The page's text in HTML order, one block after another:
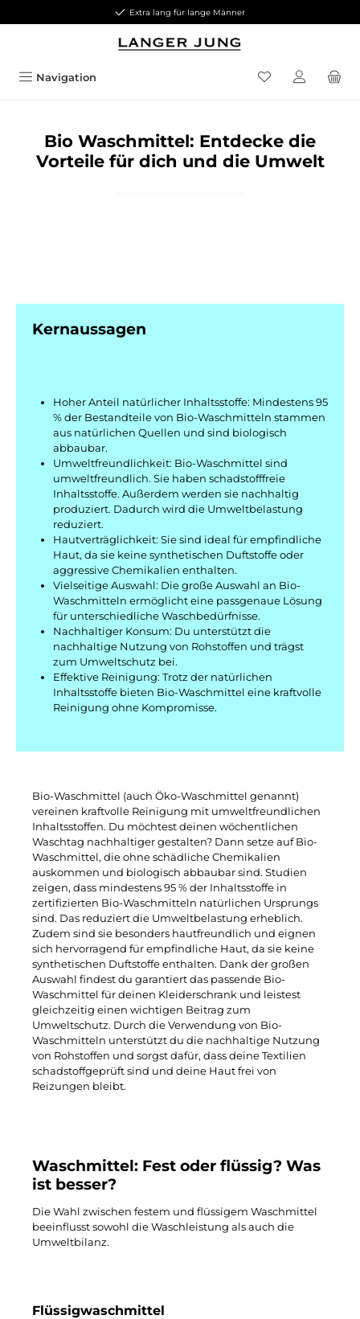
Zum Hauptinhalt springenExtra lang für lange Männer
Navigation
Bio Waschmittel: Entdecke die
Vorteile für dich und die Umwelt
Kernaussagen
Hoher Anteil natürlicher Inhaltsstoffe: Mindestens 95
% der Bestandteile von Bio-Waschmitteln stammen
aus natürlichen Quellen und sind biologisch
abbaubar.
Umweltfreundlichkeit: Bio-Waschmittel sind
umweltfreundlich. Sie haben schadstofffreie
Inhaltsstoffe. Außerdem werden sie nachhaltig
produziert. Dadurch wird die Umweltbelastung
reduziert.
Hautverträglichkeit: Sie sind ideal für empfindliche
Haut, da sie keine synthetischen Duftstoffe oder
aggressive Chemikalien enthalten.
Vielseitige Auswahl: Die große Auswahl an Bio-
Waschmitteln ermöglicht eine passgenaue Lösung
für unterschiedliche Waschbedürfnisse.
Nachhaltiger Konsum: Du unterstützt die
nachhaltige Nutzung von Rohstoffen und trägst
zum Umweltschutz bei.
Effektive Reinigung: Trotz der natürlichen
Inhaltsstoffe bieten Bio-Waschmittel eine kraftvolle
Reinigung ohne Kompromisse.
Bio-Waschmittel (auch Öko-Waschmittel genannt)
vereinen kraftvolle Reinigung mit umweltfreundlichen
Inhaltsstoffen. Du möchtest deinen wöchentlichen
Waschtag nachhaltiger gestalten? Dann setze auf Bio-
Waschmittel, die ohne schädliche Chemikalien
auskommen und biologisch abbaubar sind. Studien
zeigen, dass mindestens 95 % der Inhaltsstoffe in
zertifizierten Bio-Waschmitteln natürlichen Ursprungs
sind. Das reduziert die Umweltbelastung erheblich.
Zudem sind sie besonders hautfreundlich und eignen
sich hervorragend für empfindliche Haut, da sie keine
synthetischen Duftstoffe enthalten. Dank der großen
Auswahl findest du garantiert das passende Bio-
Waschmittel für deinen Kleiderschrank und leistest
gleichzeitig einen wichtigen Beitrag zum
Umweltschutz. Durch die Verwendung von Bio-
Waschmitteln unterstützt du die nachhaltige Nutzung
von Rohstoffen und sorgst dafür, dass deine Textilien
schadstoffgeprüft sind und deine Haut frei von
Reizungen bleibt.
Waschmittel: Fest oder flüssig? Was
ist besser?
Die Wahl zwischen festem und flüssigem Waschmittel
beeinflusst sowohl die Waschleistung als auch die
Umweltbilanz.
Flüssigwaschmittel